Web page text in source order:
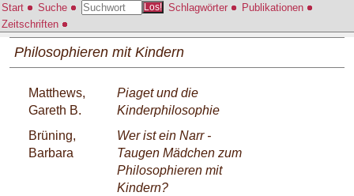
Start Suche Los! Schlagwörter
Publikationen
Zeitschriften
Philosophieren mit Kindern
Matthews,
Gareth B.
Piaget und die
Kinderphilosophie
Brüning,
Barbara
Wer ist ein Narr -
Taugen Mädchen zum
Philosophieren mit
Kindern?